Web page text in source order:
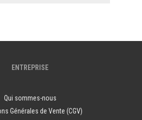
ENTREPRISE
Qui sommes-nous
Générales de Vente (CGV)